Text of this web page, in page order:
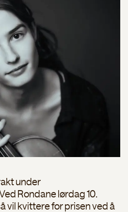
under
Rondane lørdag 10.
vil kvittere for prisen ved å